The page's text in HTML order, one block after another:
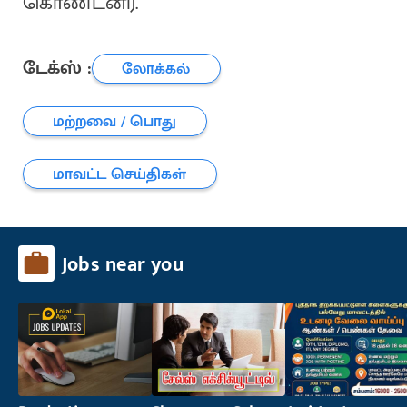
டேக்ஸ் :
லோக்கல்
மற்றவை / பொது
மாவட்ட செய்திகள்
Jobs near you